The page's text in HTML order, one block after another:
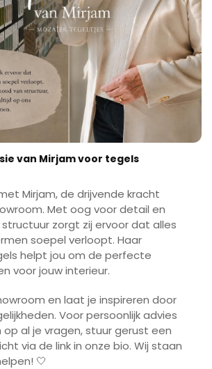
van Mirjam voor tegels
Mirjam, de drijvende kracht
Met oog voor detail en
zorgt zij ervoor dat alles
soepel verloopt. Haar
helpt jou om de perfecte
voor jouw interieur.
en laat je inspireren door
Voor persoonlijk advies
al je vragen, stuur gerust een
via de link in onze bio. Wij staan
🤍